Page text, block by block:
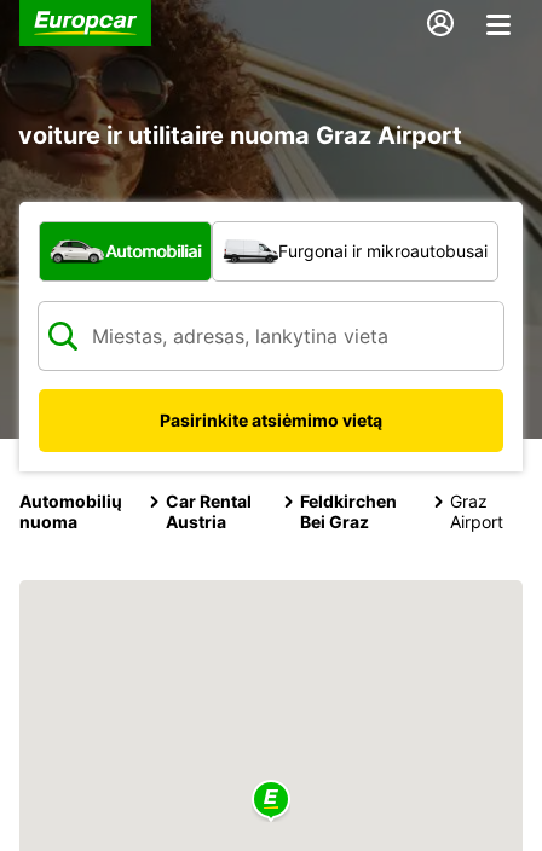
voiture ir utilitaire nuoma Graz Airport
Kokio tipo automobilis?
Automobiliai Furgonai ir mikroautobusai
Pasirinkite atsiėmimo vietą
Automobilių
nuoma
Car Rental
Austria
Feldkirchen
Bei Graz
Graz
Airport